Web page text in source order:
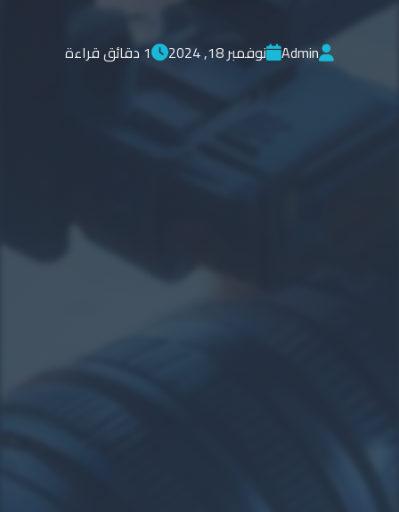
Admin نوفمبر 18, 2024 1 دقائق قراءة